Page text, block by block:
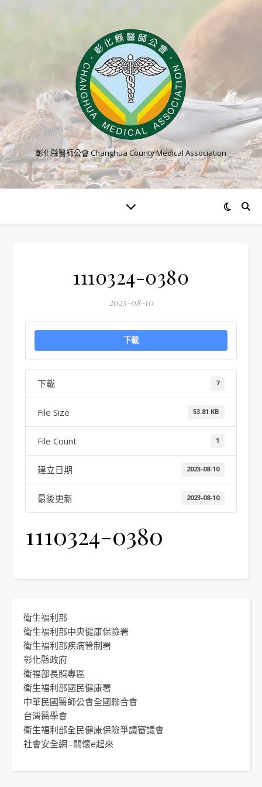
彰化縣醫師公會 Changhua County Medical Association
1110324-0380
2023-08-10
下載
下載 7
File Size 53.81 KB
File Count 1
建立日期 2023-08-10
最後更新 2023-08-10
1110324-0380
衛生福利部
衛生福利部中央健康保險署
衛生福利部疾病管制署
彰化縣政府
衛福部長照專區
衛生福利部國民健康署
中華民國醫師公會全國聯合會
台灣醫學會
衛生福利部全民健康保險爭議審議會
社會安全網 -關懷e起來